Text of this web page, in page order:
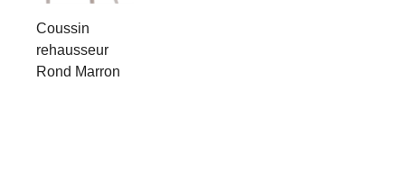
Coussin
rehausseur
Rond Marron